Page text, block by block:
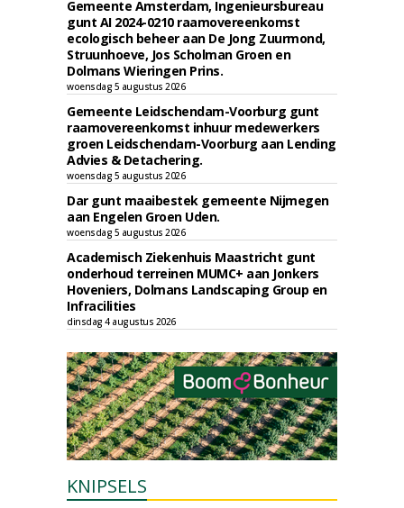
Gemeente Amsterdam, Ingenieursbureau
gunt AI 2024-0210 raamovereenkomst
ecologisch beheer aan De Jong Zuurmond,
Struunhoeve, Jos Scholman Groen en
Dolmans Wieringen Prins.
woensdag 5 augustus 2026
Gemeente Leidschendam-Voorburg gunt
raamovereenkomst inhuur medewerkers
groen Leidschendam-Voorburg aan Lending
Advies & Detachering.
woensdag 5 augustus 2026
Dar gunt maaibestek gemeente Nijmegen
aan Engelen Groen Uden.
woensdag 5 augustus 2026
Academisch Ziekenhuis Maastricht gunt
onderhoud terreinen MUMC+ aan Jonkers
Hoveniers, Dolmans Landscaping Group en
Infracilities
dinsdag 4 augustus 2026
KNIPSELS